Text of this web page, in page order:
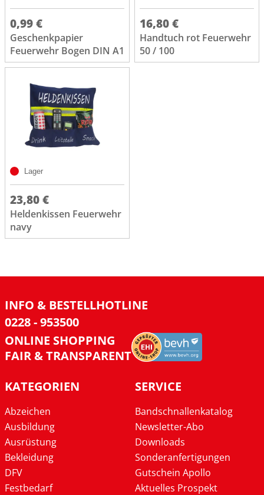
0,99 €
Geschenkpapier
Feuerwehr Bogen DIN A1
16,80 €
Handtuch rot Feuerwehr
50 / 100
Lager
23,80 €
Heldenkissen Feuerwehr
navy
INFO & BESTELLHOTLINE
0228 - 953500
ONLINE SHOPPING
FAIR & TRANSPARENT
KATEGORIEN
Abzeichen
Ausbildung
Ausrüstung
Bekleidung
DFV
Festbedarf
SERVICE
Bandschnallenkatalog
Newsletter-Abo
Downloads
Sonderanfertigungen
Gutschein Apollo
Aktuelles Prospekt